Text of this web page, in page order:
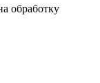
обработку